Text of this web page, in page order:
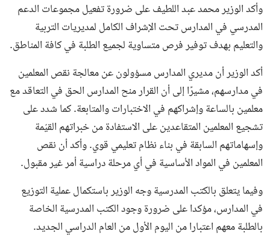
وأكد الوزير محمد عبد اللطيف على ضرورة تفعيل مجموعات الدعم
المدرسي في المدارس تحت الإشراف الكامل لمديريات التربية
والتعليم بهدف توفير فرص متساوية لجميع الطلبة في كافة المناطق.
أكد الوزير أن مديري المدارس مسؤولون عن معالجة نقص المعلمين
في مدارسهم، مشيرًا إلى أن القرار منح المدارس الحق في التعاقد مع
معلمين بالساعة وإشراكهم في الاختبارات والمتابعة. كما شدد على
تشجيع المعلمين المتقاعدين على الاستفادة من خبراتهم القيّمة
وإسهاماتهم السابقة في بناء نظام تعليمي قوي. وأكد أن نقص
المعلمين في المواد الأساسية في أي مرحلة دراسية أمر غير مقبول.
وفيما يتعلق بالكتب المدرسية وجه الوزير باستكمال عملية التوزيع
في المدارس، مؤكدا على ضرورة وجود الكتب المدرسية الخاصة
بالطلبة معهم اعتبارا من اليوم الأول من العام الدراسي الجديد.